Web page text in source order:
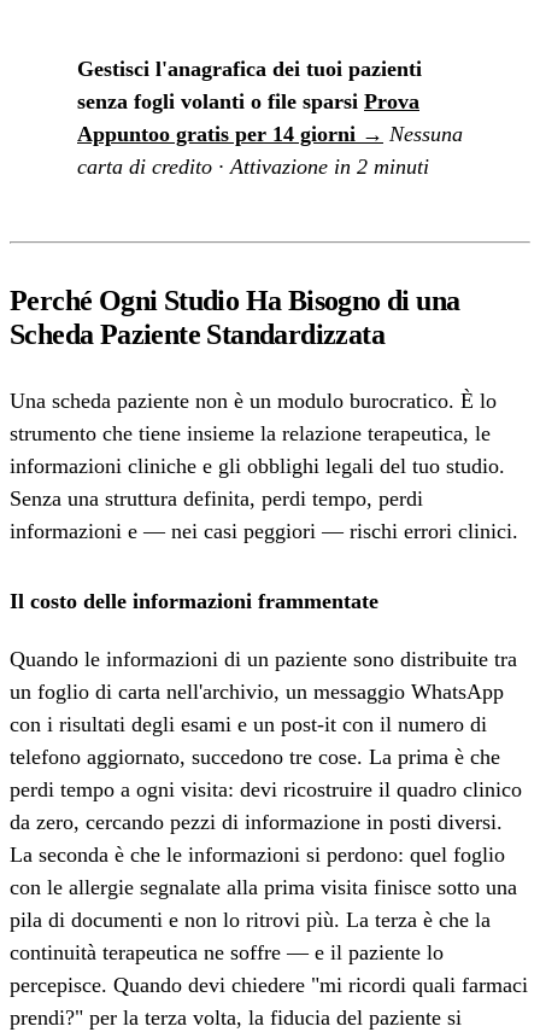
Gestisci l'anagrafica dei tuoi pazienti
senza fogli volanti o file sparsi Prova
Appuntoo gratis per 14 giorni → Nessuna
carta di credito · Attivazione in 2 minuti
Perché Ogni Studio Ha Bisogno di una
Scheda Paziente Standardizzata
Una scheda paziente non è un modulo burocratico. È lo
strumento che tiene insieme la relazione terapeutica, le
informazioni cliniche e gli obblighi legali del tuo studio.
Senza una struttura definita, perdi tempo, perdi
informazioni e — nei casi peggiori — rischi errori clinici.
Il costo delle informazioni frammentate
Quando le informazioni di un paziente sono distribuite tra
un foglio di carta nell'archivio, un messaggio WhatsApp
con i risultati degli esami e un post-it con il numero di
telefono aggiornato, succedono tre cose. La prima è che
perdi tempo a ogni visita: devi ricostruire il quadro clinico
da zero, cercando pezzi di informazione in posti diversi.
La seconda è che le informazioni si perdono: quel foglio
con le allergie segnalate alla prima visita finisce sotto una
pila di documenti e non lo ritrovi più. La terza è che la
continuità terapeutica ne soffre — e il paziente lo
percepisce. Quando devi chiedere "mi ricordi quali farmaci
prendi?" per la terza volta, la fiducia del paziente si